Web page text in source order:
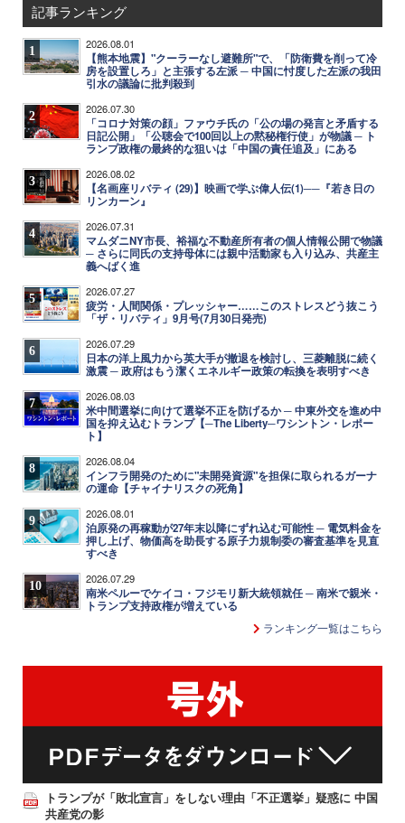
記事ランキング
1 2026.08.01
【熊本地震】"クーラーなし避難所"で、「防衛費を削って冷
房を設置しろ」と主張する左派 ─ 中国に忖度した左派の我田
引水の議論に批判殺到
2 2026.07.30
「コロナ対策の顔」ファウチ氏の「公の場の発言と矛盾する
日記公開」「公聴会で100回以上の黙秘権行使」が物議 ─ ト
ランプ政権の最終的な狙いは「中国の責任追及」にある
3 2026.08.02
【名画座リバティ (29)】映画で学ぶ偉人伝(1)──『若き日の
リンカーン』
4 2026.07.31
マムダニNY市長、裕福な不動産所有者の個人情報公開で物議
─ さらに同氏の支持母体には親中活動家も入り込み、共産主
義へばく進
5 2026.07.27
疲労・人間関係・プレッシャー……このストレスどう抜こう
「ザ・リバティ」9月号(7月30日発売)
6 2026.07.29
日本の洋上風力から英大手が撤退を検討し、三菱離脱に続く
激震 ─ 政府はもう潔くエネルギー政策の転換を表明すべき
7 2026.08.03
米中間選挙に向けて選挙不正を防げるか ─ 中東外交を進め中
国を抑え込むトランプ【─The Liberty─ワシントン・レポー
ト】
8 2026.08.04
インフラ開発のために"未開発資源"を担保に取られるガーナ
の運命【チャイナリスクの死角】
9 2026.08.01
泊原発の再稼動が27年末以降にずれ込む可能性 ─ 電気料金を
押し上げ、物価高を助長する原子力規制委の審査基準を見直
すべき
10 2026.07.29
南米ペルーでケイコ・フジモリ新大統領就任 ─ 南米で親米・
トランプ支持政権が増えている
ランキング一覧はこちら
トランプが「敗北宣言」をしない理由「不正選挙」疑惑に 中国
共産党の影